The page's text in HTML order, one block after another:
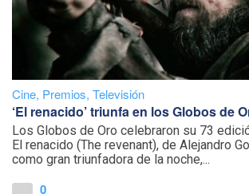
Cine, Premios, Televisión
‘El renacido’ triunfa en los Globos de
Los Globos de Oro celebraron su 73
El renacido (The revenant), de Alejandro
como gran triunfadora de la noche,...
0